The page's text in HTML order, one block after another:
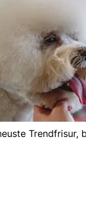
Trendfrisur,